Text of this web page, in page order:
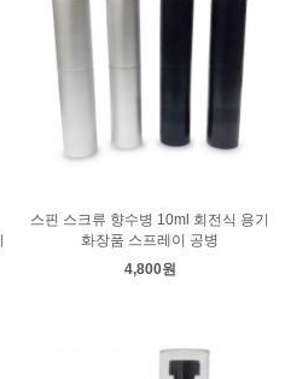
스핀 스크류 향수병 10ml 회전식 용기
화장품 스프레이 공병
4,800원